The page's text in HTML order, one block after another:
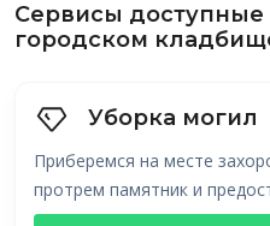
Сервисы доступные
городском
Уборка могил
Приберемся на месте
протрем памятник и